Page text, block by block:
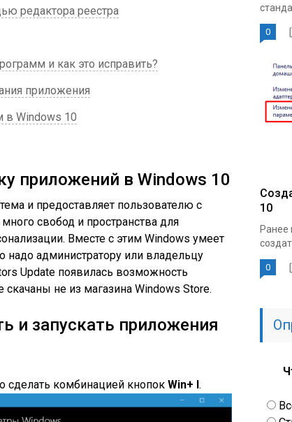
редактора реестра
и как это исправить?
приложения
в Windows 10
приложений в Windows 10
и предоставляет пользователю с
свобод и пространства для
Вместе с этим Windows умеет
надо администратору или владельцу
Update появилась возможность
не из магазина Windows Store.
и запускать приложения
сделать комбинацией кнопок Win+ I.
0
10
Ранее
0